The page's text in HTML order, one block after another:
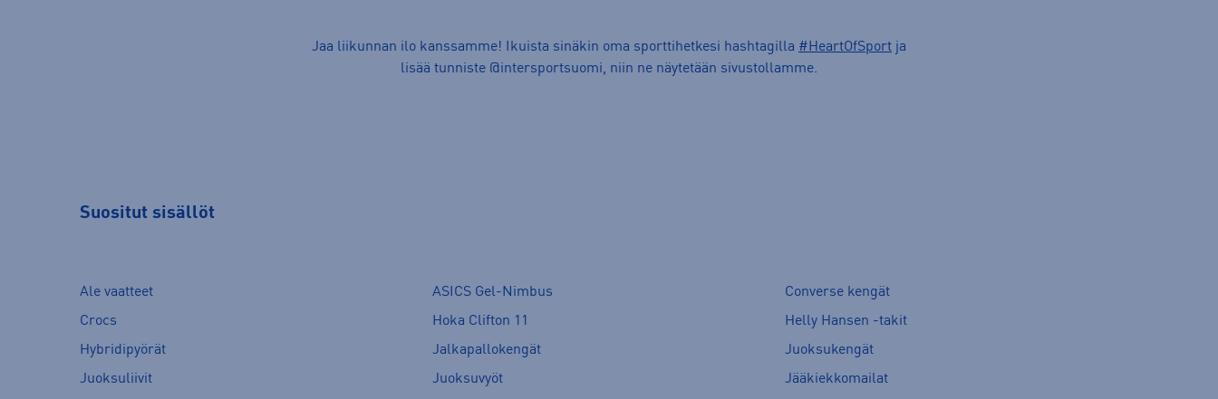
Jaa liikunnan ilo kanssamme! Ikuista sinäkin oma sporttihetkesi hashtagilla #HeartOfSport ja
lisää tunniste @intersportsuomi, niin ne näytetään sivustollamme.
Suositut sisällöt
Ale vaatteet ASICS Gel-Nimbus
Converse kengät
Crocs
Hoka Clifton 11
Helly Hansen -takit
Hybridipyörät
Jalkapallokengät
Juoksukengät
Juoksuliivit
Juoksuvyöt
Jääkiekkomailat